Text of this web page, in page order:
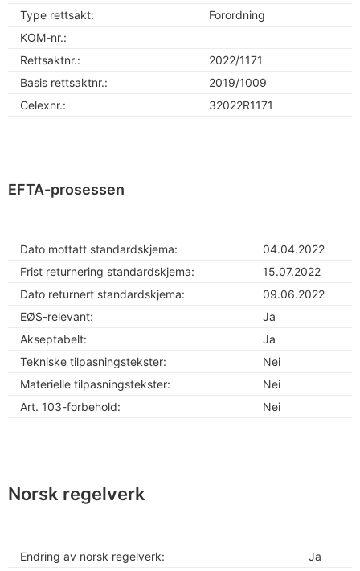
Type rettsakt:
Forordning
KOM-nr.:
Rettsaktnr.:
2022/1171
Basis rettsaktnr.:
2019/1009
Celexnr.:
32022R1171
EFTA-prosessen
Dato mottatt standardskjema:
04.04.2022
Frist returnering standardskjema:
15.07.2022
Dato returnert standardskjema:
09.06.2022
EØS-relevant:
Ja
Akseptabelt:
Ja
Tekniske tilpasningstekster:
Nei
Materielle tilpasningstekster:
Nei
Art. 103-forbehold:
Nei
Norsk regelverk
Endring av norsk regelverk:
Ja